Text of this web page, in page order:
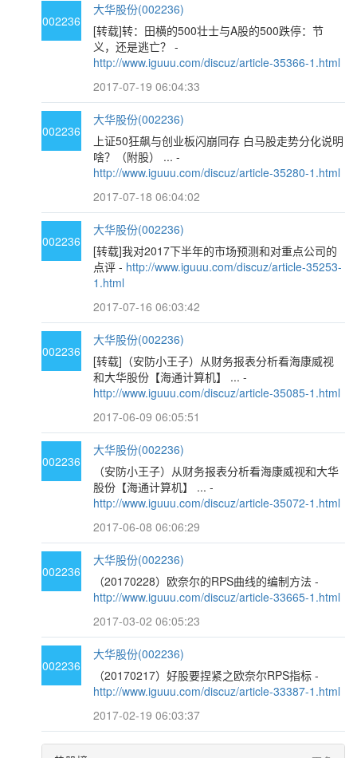
002236
大华股份(002236)
[转载]转：田横的500壮士与A股的500跌停：节
义，还是逃亡？ -
http://www.iguuu.com/discuz/article-35366-1.html
2017-07-19 06:04:33
002236
大华股份(002236)
上证50狂飙与创业板闪崩同存 白马股走势分化说明
啥？（附股） ... -
http://www.iguuu.com/discuz/article-35280-1.html
2017-07-18 06:04:02
002236
大华股份(002236)
[转载]我对2017下半年的市场预测和对重点公司的
点评 - http://www.iguuu.com/discuz/article-35253-
1.html
2017-07-16 06:03:42
002236
大华股份(002236)
[转载]（安防小王子）从财务报表分析看海康威视
和大华股份【海通计算机】 ... -
http://www.iguuu.com/discuz/article-35085-1.html
2017-06-09 06:05:51
002236
大华股份(002236)
（安防小王子）从财务报表分析看海康威视和大华
股份【海通计算机】 ... -
http://www.iguuu.com/discuz/article-35072-1.html
2017-06-08 06:06:29
002236
大华股份(002236)
（20170228）欧奈尔的RPS曲线的编制方法 -
http://www.iguuu.com/discuz/article-33665-1.html
2017-03-02 06:05:23
002236
大华股份(002236)
（20170217）好股要捏紧之欧奈尔RPS指标 -
http://www.iguuu.com/discuz/article-33387-1.html
2017-02-19 06:03:37